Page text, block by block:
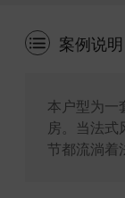
案例说明
本户型为一
房。当法
节都流淌着